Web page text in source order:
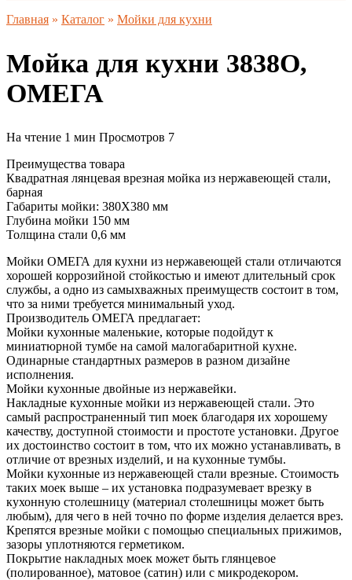
Главная » Каталог » Мойки для кухни
Мойка для кухни 3838О,
ОМЕГА
На чтение 1 мин Просмотров 7
Преимущества товара
Квадратная лянцевая врезная мойка из нержавеющей стали,
барная
Габариты мойки: 380X380 мм
Глубина мойки 150 мм
Толщина стали 0,6 мм
Мойки ОМЕГА для кухни из нержавеющей стали отличаются
хорошей коррозийной стойкостью и имеют длительный срок
службы, а одно из самыхважных преимуществ состоит в том,
что за ними требуется минимальный уход.
Производитель ОМЕГА предлагает:
Мойки кухонные маленькие, которые подойдут к
миниатюрной тумбе на самой малогабаритной кухне.
Одинарные стандартных размеров в разном дизайне
исполнения.
Мойки кухонные двойные из нержавейки.
Накладные кухонные мойки из нержавеющей стали. Это
самый распространенный тип моек благодаря их хорошему
качеству, доступной стоимости и простоте установки. Другое
их достоинство состоит в том, что их можно устанавливать, в
отличие от врезных изделий, и на кухонные тумбы.
Мойки кухонные из нержавеющей стали врезные. Стоимость
таких моек выше – их установка подразумевает врезку в
кухонную столешницу (материал столешницы может быть
любым), для чего в ней точно по форме изделия делается врез.
Крепятся врезные мойки с помощью специальных прижимов,
зазоры уплотняются герметиком.
Покрытие накладных моек может быть глянцевое
(полированное), матовое (сатин) или с микродекором.